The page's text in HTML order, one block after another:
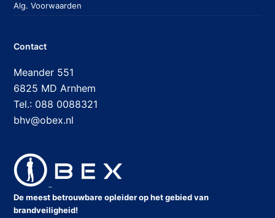
Alg. Voorwaarden
Contact
Meander 551
6825 MD Arnhem
Tel.: 088 0088321
bhv@obex.nl
De meest betrouwbare opleider op het gebied van
brandveiligheid!